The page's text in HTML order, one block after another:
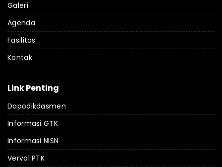
Galeri
Agenda
Fasilitas
Kontak
Link Penting
Dapodikdasmen
Informasi GTK
Informasi NISN
Verval PTK